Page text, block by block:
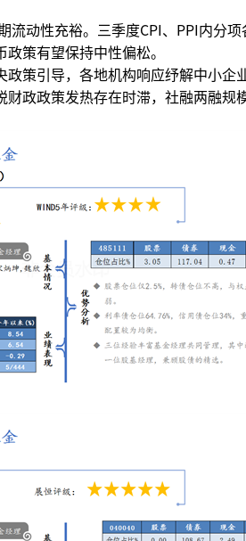
动性充裕。三季度CPI、PPI内分
策有望保持中性偏松。
策引导，各地机构响应纾解中小企
政政策发热存在时滞，社融两融规